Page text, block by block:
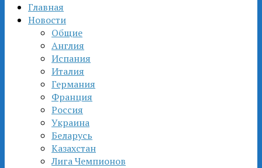
Главная
Новости
Общие
Англия
Испания
Италия
Германия
Франция
Россия
Украина
Беларусь
Казахстан
Лига Чемпионов